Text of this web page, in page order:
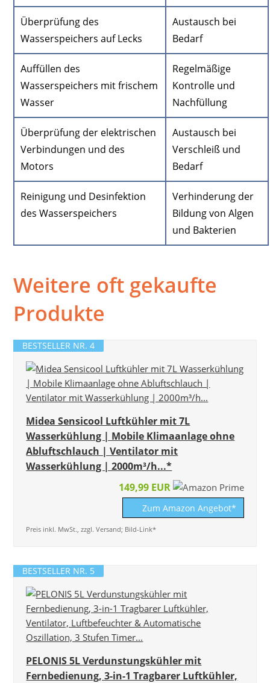
Überprüfung des
Wasserspeichers auf Lecks
Austausch bei
Bedarf
Auffüllen des
Wasserspeichers mit frischem
Wasser
Regelmäßige
Kontrolle und
Nachfüllung
Überprüfung der elektrischen
Verbindungen und des
Motors
Austausch bei
Verschleiß und
Bedarf
Reinigung und Desinfektion
des Wasserspeichers
Verhinderung der
Bildung von Algen
und Bakterien
Weitere oft gekaufte
Produkte
BESTSELLER NR. 4
Midea Sensicool Luftkühler mit 7L
Wasserkühlung | Mobile Klimaanlage ohne
Abluftschlauch | Ventilator mit
Wasserkühlung | 2000m³/h...*
149,99 EUR
Zum Amazon Angebot*
Preis inkl. MwSt., zzgl. Versand; Bild-Link*
BESTSELLER NR. 5
PELONIS 5L Verdunstungskühler mit
Fernbedienung, 3-in-1 Tragbarer Luftkühler,